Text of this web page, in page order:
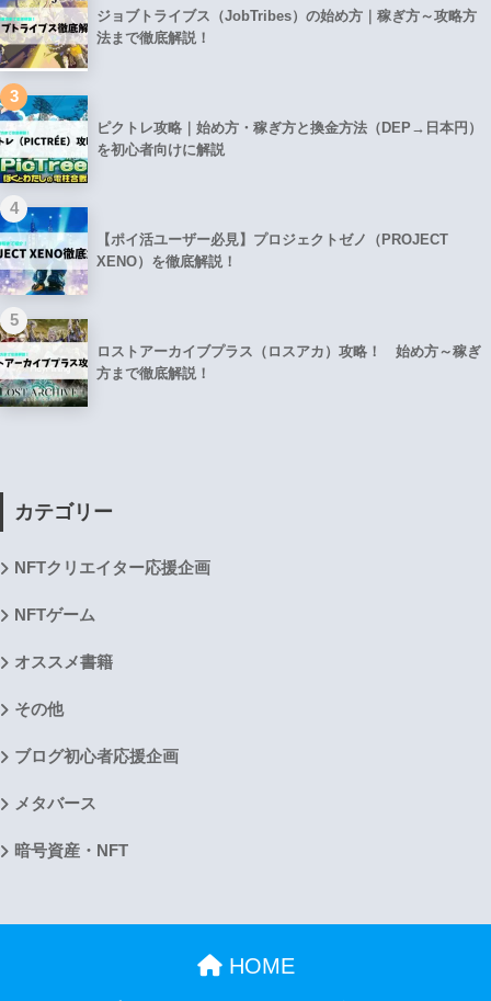
ジョブトライブス（JobTribes）の始め方｜稼ぎ方～攻略方
法まで徹底解説！
3
ピクトレ攻略｜始め方・稼ぎ方と換金方法（DEP→日本円）
を初心者向けに解説
4
【ポイ活ユーザー必見】プロジェクトゼノ（PROJECT
XENO）を徹底解説！
5
ロストアーカイブプラス（ロスアカ）攻略！ 始め方～稼ぎ
方まで徹底解説！
カテゴリー
NFTクリエイター応援企画
NFTゲーム
オススメ書籍
その他
ブログ初心者応援企画
メタバース
暗号資産・NFT
HOME